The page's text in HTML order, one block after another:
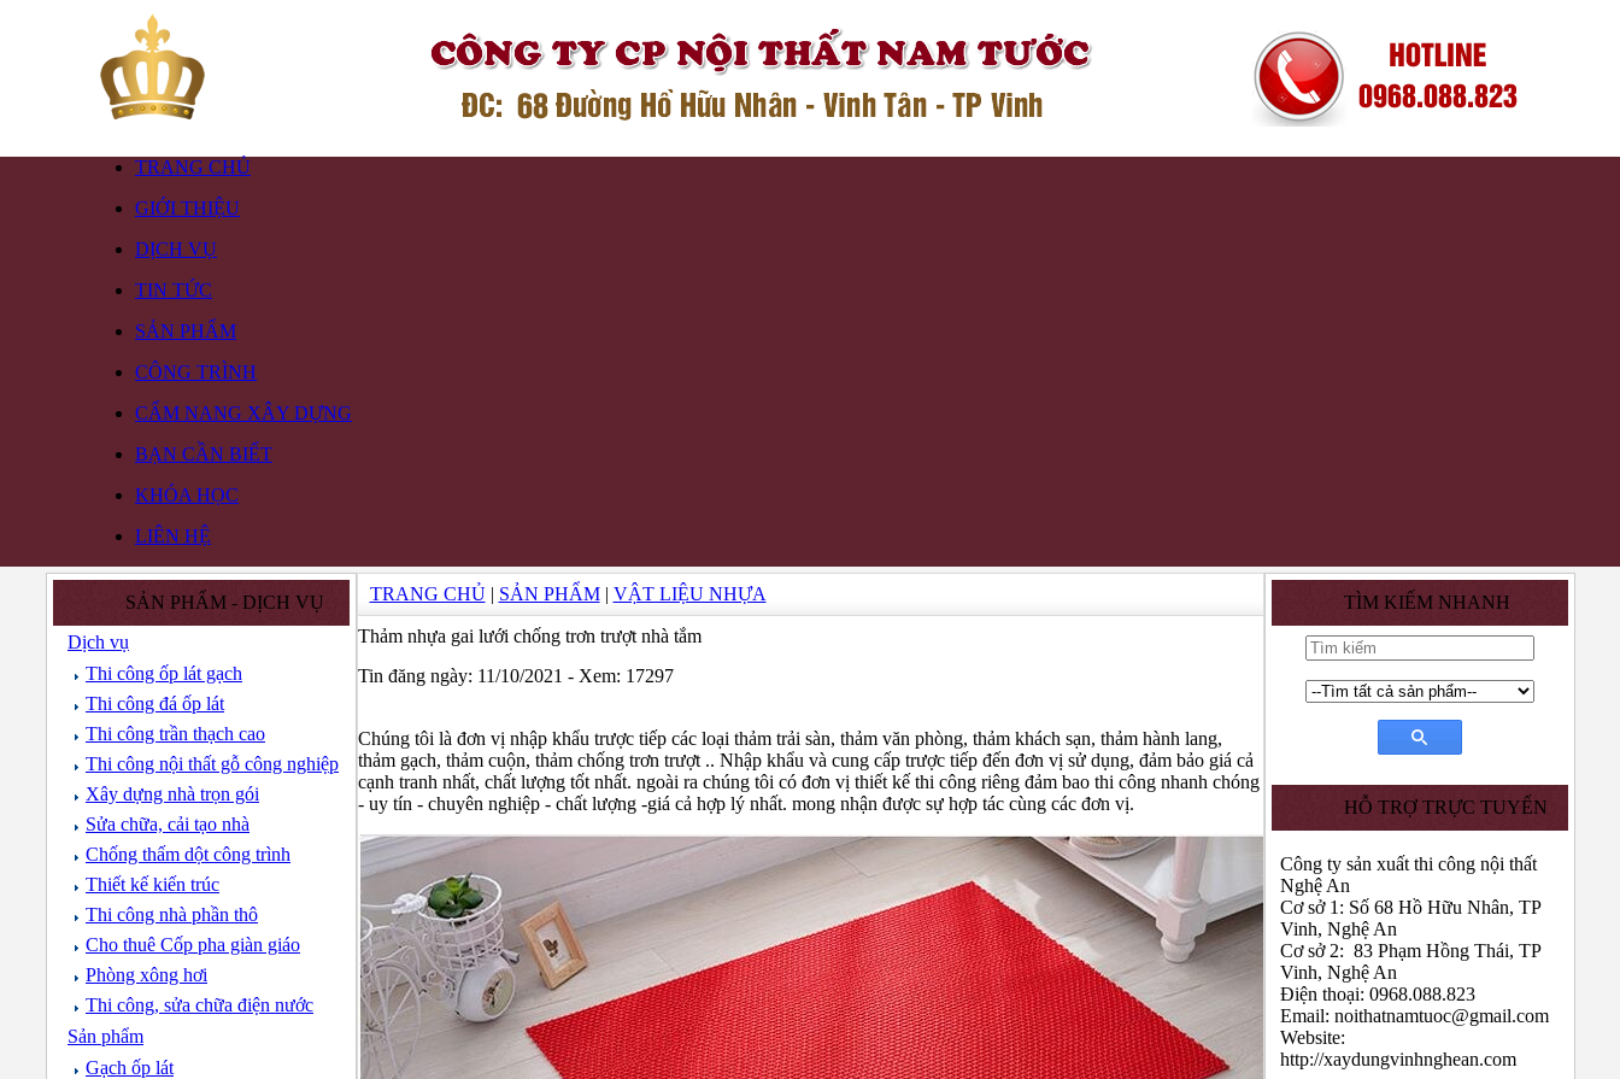
TRANG CHỦ
GIỚI THIỆU
DỊCH VỤ
TIN TỨC
SẢN PHẨM
CÔNG TRÌNH
CẨM NANG XÂY DỰNG
BẠN CẦN BIẾT
KHÓA HỌC
LIÊN HỆ
SẢN PHẨM - DỊCH VỤ
Dịch vụ
Thi công ốp lát gạch
Thi công đá ốp lát
Thi công trần thạch cao
Thi công nội thất gỗ công nghiệp
Xây dựng nhà trọn gói
Sửa chữa, cải tạo nhà
Chống thấm dột công trình
Thiết kế kiến trúc
Thi công nhà phần thô
Cho thuê Cốp pha giàn giáo
Phòng xông hơi
Thi công, sửa chữa điện nước
Sản phẩm
Gạch ốp lát
TRANG CHỦ| SẢN PHẨM| VẬT LIỆU NHỰA
Thảm nhựa gai lưới chống trơn trượt nhà tắm
Tin đăng ngày: 11/10/2021 - Xem: 17297
Chúng tôi là đơn vị nhập khẩu trược tiếp các loại thảm trải sàn, thảm văn phòng, thảm khách sạn, thảm hành lang,
thảm gạch, thảm cuộn, thảm chống trơn trượt .. Nhập khẩu và cung cấp trược tiếp đến đơn vị sử dụng, đảm bảo giá cả
cạnh tranh nhất, chất lượng tốt nhất. ngoài ra chúng tôi có đơn vị thiết kế thi công riêng đảm bao thi công nhanh chóng
- uy tín - chuyên nghiệp - chất lượng -giá cả hợp lý nhất. mong nhận được sự hợp tác cùng các đơn vị.
TÌM KIẾM NHANH
HỖ TRỢ TRỰC TUYẾN
Công ty sản xuất thi công nội thất
Nghệ An
Cơ sở 1: Số 68 Hồ Hữu Nhân, TP
Vinh, Nghệ An
Cơ sở 2: 83 Phạm Hồng Thái, TP
Vinh, Nghệ An
Điện thoại: 0968.088.823
Email: noithatnamtuoc@gmail.com
Website:
http://xaydungvinhnghean.com